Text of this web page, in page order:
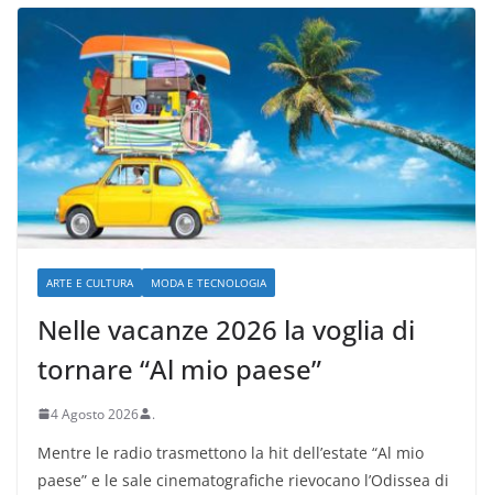
ARTE E CULTURA MODA E TECNOLOGIA
Nelle vacanze 2026 la voglia di
tornare “Al mio paese”
4 Agosto 2026 .
Mentre le radio trasmettono la hit dell’estate “Al mio
paese” e le sale cinematografiche rievocano l’Odissea di